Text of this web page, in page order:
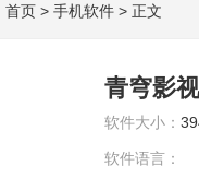
首页 > 手机软件 > 正文
青穹影
软件大小：
软件语言：